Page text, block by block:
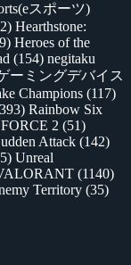
スポーツ)
Hearthstone:
Heroes of the
(154) negitaku
ーミングデバイス
Champions (117)
Rainbow Six
2 (51)
Attack (142)
Unreal
(1140)
Territory (35)